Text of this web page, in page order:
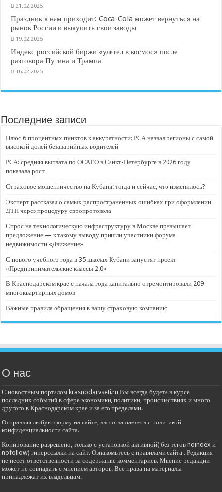
21.02.2025
Праздник к нам приходит: Coca-Cola может вернуться на
рынок России и выкупить свои заводы
19.02.2025
Индекс российской биржи «улетел в космос» после
разговора Путина и Трампа
16.02.2025
Последние записи
Плюс 6 процентных пунктов к аккуратности: РСА назвал регионы с самой
высокой долей безаварийных водителей
РСА: средняя выплата по ОСАГО в Санкт-Петербурге в 2026 году
показала рост
Страховое мошенничество на Кубани: тогда и сейчас, что изменилось?
Эксперт рассказал о самых распространенных ошибках при оформлении
ДТП через процедуру европротокола
Спрос на технологическую инфраструктуру в Москве превышает
предложение — к такому выводу пришли участники форума
недвижимости «Движение»
С нового учебного года в 35 школах Кубани запустят проект
«Предпринимательские классы 2.0»
В Краснодарском крае с начала года капитально отремонтировали 209
многоквартирных домов
Важные правила обращения в вашу страховую компанию
О нас
С новостным порталом krasnodarvseti.ru Вы всегда будете в курсе
последних событий в сфере экономики, политики, происшествиях и много
другого в Краснодарском крае и за его пределами.
Отправляя любую форму на сайте, вы соглашаетесь с политикой
конфиденциальности сайта.
Копирование разрешено, только с установкой активной( без тегов noindex и
nofollow) гиперссылки на сайт. Ознакомьтесь с правилами сайта . Редакция
не несет ответственности за содержание комментариев. Мнение редакции
может не совпадать с мнением авторов. Все права на материалы
принадлежат их владельцам.